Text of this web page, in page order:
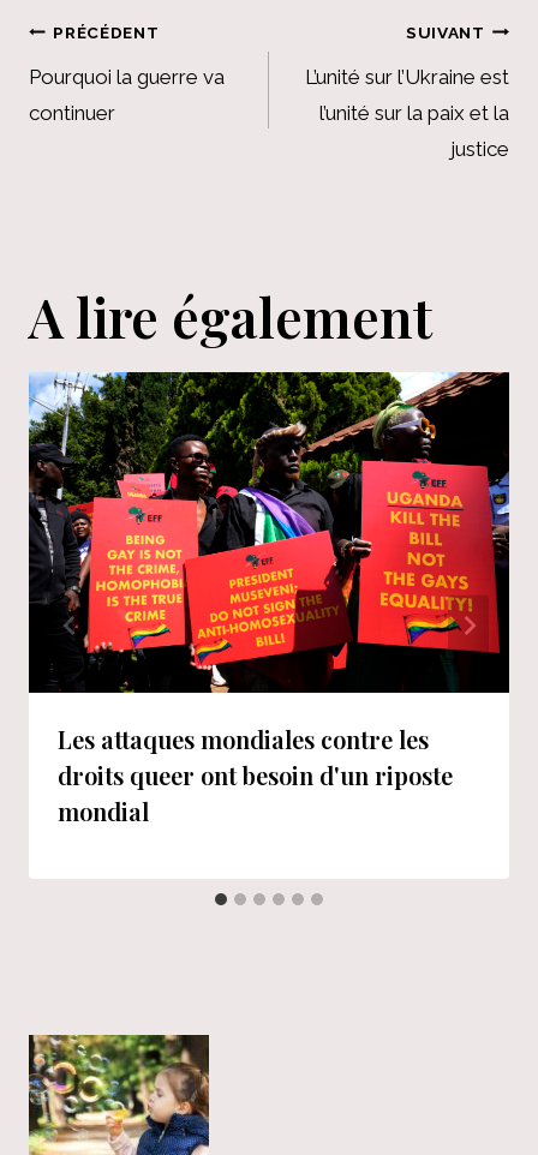
Navigation
de
PRÉCÉDENT
Pourquoi la guerre va
continuer
SUIVANT
L’unité sur l’Ukraine est
l’unité sur la paix et la
justice
A lire également
Les attaques mondiales contre les
droits queer ont besoin d'un riposte
mondial